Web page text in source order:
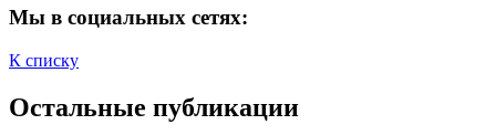
Мы в социальных сетях:
К списку
Остальные публикации